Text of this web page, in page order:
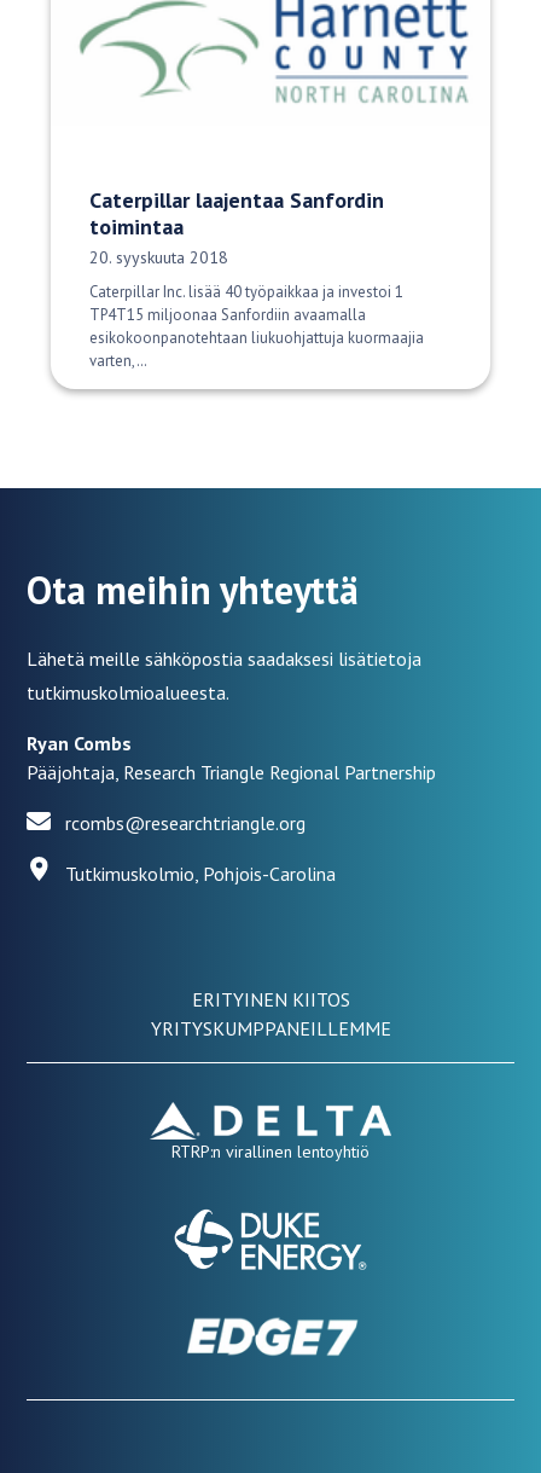
Caterpillar laajentaa Sanfordin
toimintaa
Julkaisupäivä:
20. syyskuuta 2018
Caterpillar Inc. lisää 40 työpaikkaa ja investoi 1
TP4T15 miljoonaa Sanfordiin avaamalla
esikokoonpanotehtaan liukuohjattuja kuormaajia
varten,…
Ota meihin yhteyttä
Lähetä meille sähköpostia saadaksesi lisätietoja
tutkimuskolmioalueesta.
Ryan Combs
Pääjohtaja, Research Triangle Regional Partnership
rcombs@researchtriangle.org
Tutkimuskolmio, Pohjois-Carolina
ERITYINEN KIITOS
YRITYSKUMPPANEILLEMME
RTRP:n virallinen lentoyhtiö